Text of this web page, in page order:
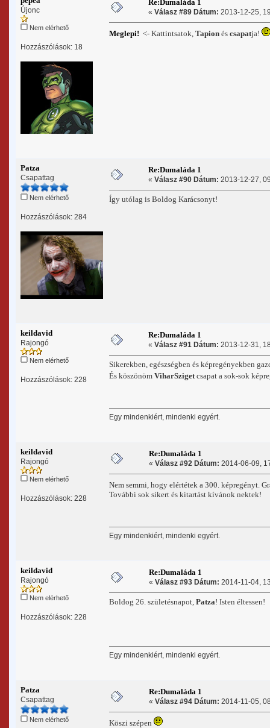
Újonc
Nem elérhető
Hozzászólások: 18
Re:Dumaláda 1
« Válasz #89 Dátum: 2013-12-25,
Meglepi! <- Kattintsatok, Tapion és csapatja!
Patza
Csapattag
Nem elérhető
Hozzászólások: 284
Re:Dumaláda 1
« Válasz #90 Dátum: 2013-12-27,
Így utólag is Boldog Karácsonyt!
keildavid
Rajongó
Nem elérhető
Hozzászólások: 228
Re:Dumaláda 1
« Válasz #91 Dátum: 2013-12-31,
Sikerekben, egészségben és képregényekben
És köszönöm ViharSziget csapat a sok-sok
Egy mindenkiért, mindenki egyért.
keildavid
Rajongó
Nem elérhető
Hozzászólások: 228
Re:Dumaláda 1
« Válasz #92 Dátum: 2014-06-09,
Nem semmi, hogy elértétek a 300. képregényt.
További sok sikert és kitartást kívánok nektek!
Egy mindenkiért, mindenki egyért.
keildavid
Rajongó
Nem elérhető
Hozzászólások: 228
Re:Dumaláda 1
« Válasz #93 Dátum: 2014-11-04,
Boldog 26. születésnapot, Patza! Isten éltessen!
Egy mindenkiért, mindenki egyért.
Patza
Csapattag
Nem elérhető
Re:Dumaláda 1
« Válasz #94 Dátum: 2014-11-05,
Köszi szépen